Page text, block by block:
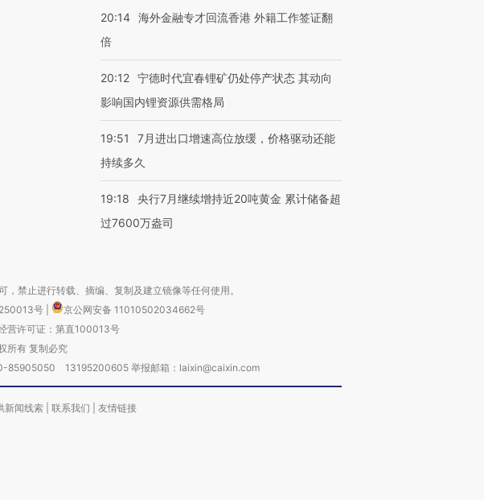
20:14 海外金融专才回流香港 外籍工作签证翻
倍
20:12 宁德时代宜春锂矿仍处停产状态 其动向
影响国内锂资源供需格局
19:51
7月进出口增速高位放缓，价格驱动还能
持续多久
19:18
央行7月继续增持近20吨黄金 累计储备超
过7600万盎司
禁止进行转载、摘编、复制及建立镜像等任何使用。
号
京公网安备 11010502034662号
营许可证：第直100013号
所有 复制必究
85905050 13195200605 举报邮箱：laixin@caixin.com
新闻线索 联系我们 友情链接